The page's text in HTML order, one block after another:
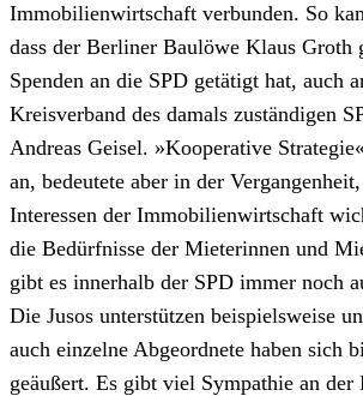
Immobilienwirtschaft verbunden. So
dass der Berliner Baulöwe Klaus Groth
Spenden an die SPD getätigt hat, auch
Kreisverband des damals zuständigen
Andreas Geisel. »Kooperative
an, bedeutete aber in der
Interessen der Immobilienwirtschaft
die Bedürfnisse der Mieterinnen und
gibt es innerhalb der SPD immer noch
Die Jusos unterstützen beispielsweise
auch einzelne Abgeordnete haben sich
geäußert. Es gibt viel Sympathie an der